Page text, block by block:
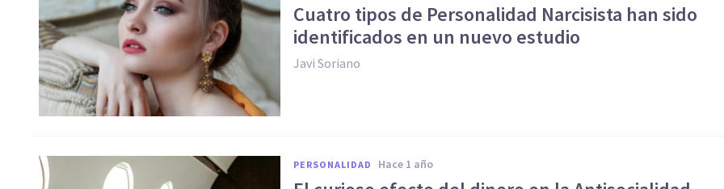
Cuatro tipos de Personalidad Narcisista han sido
identificados en un nuevo estudio
Javi Soriano
PERSONALIDAD hace 1 año